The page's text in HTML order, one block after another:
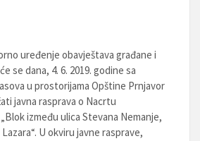
uređenje obavještava građane i
se dana, 4. 6. 2019. godine sa
u prostorijama Opštine Prnjavor
javna rasprava o Nacrtu
između ulica Stevana Nemanje,
U okviru javne rasprave,